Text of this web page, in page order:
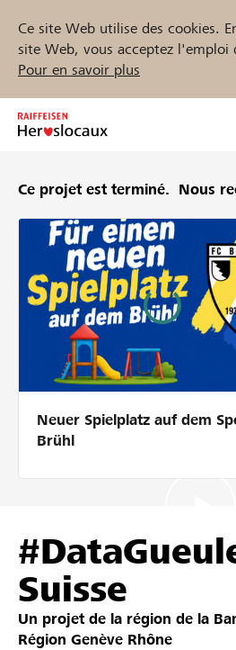
Ce site Web utilise des cookies.
site Web, vous acceptez l'emploi
Pour en savoir plus
Inhalt
Parrainer
Soutien & assistance
Partenaires /
Se connecter
S'inscrire
Trouvez des projets et des
Ce projet est terminé. Nous
Neuer Spielplatz auf dem
Brühl
Suisse
Un projet de la région de la
Région Genève Rhône